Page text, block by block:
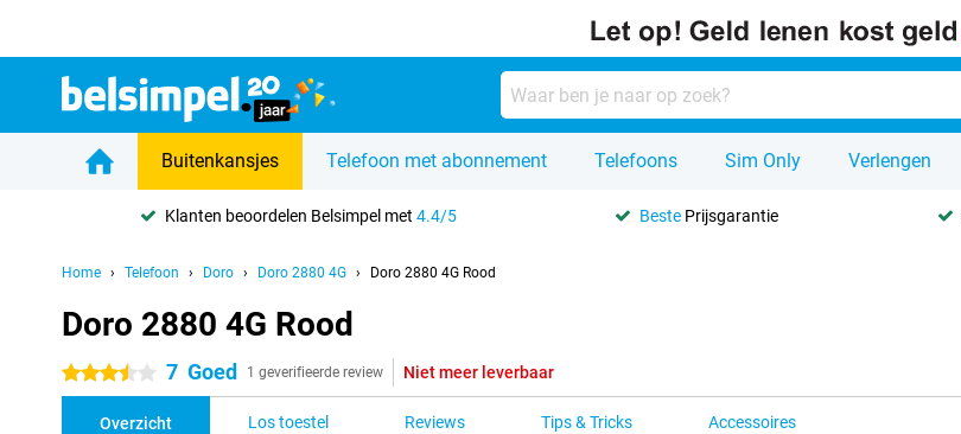
Buitenkansjes Telefoon met abonnement Telefoons Sim Only Verlengen
Klanten beoordelen Belsimpel met4.4/5 Beste Prijsgarantie
Home Telefoon Doro Doro 2880 4G Doro 2880 4G Rood
Doro 2880 4G Rood
3.5 sterren 7 Goed 1 geverifieerde review Niet meer leverbaar
Overzicht Los toestel Reviews Tips & Tricks Accessoires